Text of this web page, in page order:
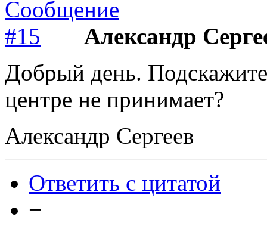
Александр
Добрый день.
центре не принимает?
Александр Сергеев
Ответить с цитатой
−